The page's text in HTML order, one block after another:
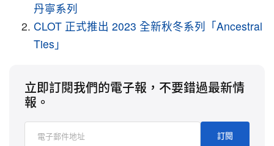
丹寧系列
CLOT 正式推出 2023 全新秋冬系列「Ancestral
Ties」
立即訂閱我們的電子報，不要錯過最新情
報。
訂閱